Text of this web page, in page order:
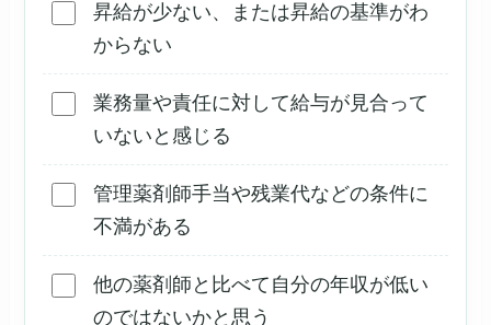
昇給が少ない、または昇給の基準がわ
からない
業務量や責任に対して給与が見合って
いないと感じる
管理薬剤師手当や残業代などの条件に
不満がある
他の薬剤師と比べて自分の年収が低い
のではないかと思う